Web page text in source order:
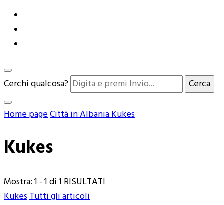
Cerchi qualcosa?
Home pageCittà in AlbaniaKukes
Kukes
Mostra: 1 - 1 di 1 RISULTATI
KukesTutti gli articoli